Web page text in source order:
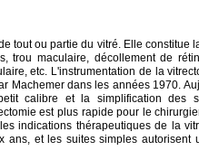
tout ou partie du vitré. Elle constitue
trou maculaire, décollement de
etc. L'instrumentation de la
Machemer dans les années 1970.
calibre et la simplification des
est plus rapide pour le
indications thérapeutiques de la
ans, et les suites simples